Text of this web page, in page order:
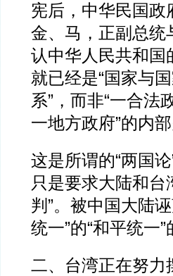
宪后，中华民国政
金、马，正副总统
认中华人民共和国
就已经是“国家与
系”，而非“一合法
一地方政府”的内
这是所谓的“两国
只是要求大陆和台
判”。被中国大陆
统一”的“和平统一”
二、台湾正在努力